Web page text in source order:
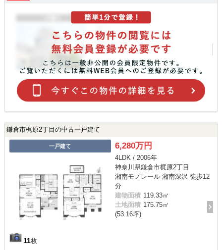
鎌倉市梶原2丁目の中古一戸建て
一戸建て
11枚
6,280万円
4LDK / 2006年
神奈川県鎌倉市梶原2丁目
湘南モノレール 湘南深沢 徒歩12
分
建物面積 119.33㎡
土地面積 175.75㎡
(53.16坪)